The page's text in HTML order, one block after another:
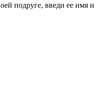
подруге, введи ее имя и